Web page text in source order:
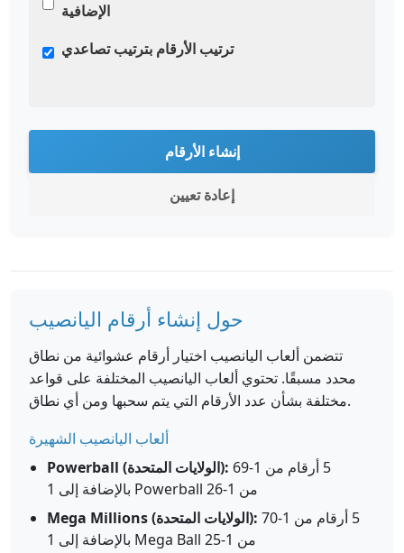
الإضافية
ترتيب الأرقام بترتيب تصاعدي
إنشاء الأرقام
إعادة تعيين
حول إنشاء أرقام اليانصيب
تتضمن ألعاب اليانصيب اختيار أرقام عشوائية من نطاق
محدد مسبقًا. تحتوي ألعاب اليانصيب المختلفة على قواعد
مختلفة بشأن عدد الأرقام التي يتم سحبها ومن أي نطاق.
ألعاب اليانصيب الشهيرة
Powerball (الولايات المتحدة):
بالإضافة إلى 1 Powerball من 1-26
Mega Millions (الولايات المتحدة):
بالإضافة إلى 1 Mega Ball من 1-25